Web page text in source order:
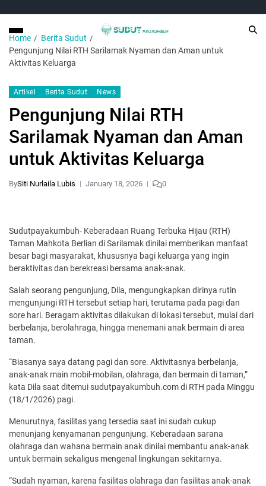
Home
Berita Sudut
Pengunjung Nilai RTH Sarilamak Nyaman dan Aman untuk
Aktivitas Keluarga
Artikel Berita Sudut News
Pengunjung Nilai RTH
Sarilamak Nyaman dan Aman
untuk Aktivitas Keluarga
BySiti Nurlaila Lubis January 18, 2026 0
Sudutpayakumbuh- Keberadaan Ruang Terbuka Hijau (RTH)
Taman Mahkota Berlian di Sarilamak dinilai memberikan manfaat
besar bagi masyarakat, khususnya bagi keluarga yang ingin
beraktivitas dan berekreasi bersama anak-anak.
Salah seorang pengunjung, Dila, mengungkapkan dirinya rutin
mengunjungi RTH tersebut setiap hari, terutama pada pagi dan
sore hari. Beragam aktivitas dilakukan di lokasi tersebut, mulai dari
berbelanja, berolahraga, hingga menemani anak bermain di area
taman.
“Biasanya saya datang pagi dan sore. Aktivitasnya berbelanja,
anak-anak main mobil-mobilan, olahraga, dan bermain di taman,”
kata Dila saat ditemui sudutpayakumbuh.com di RTH pada Minggu
(18/1/2026) pagi.
Menurutnya, fasilitas yang tersedia saat ini sudah cukup
menunjang kenyamanan pengunjung. Keberadaan sarana
olahraga dan wahana bermain anak dinilai membantu anak-anak
untuk bermain sekaligus mengenal lingkungan sekitarnya.
“Sudah nyaman, karena fasilitas olahraga dan fasilitas anak-anak